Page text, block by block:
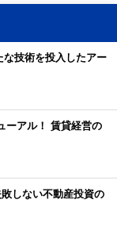
な技術を投入したアー
ーアル！ 賃貸経営の
しない不動産投資の